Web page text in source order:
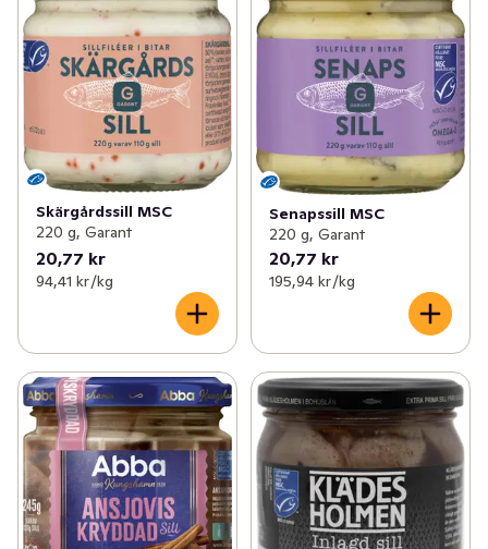
Skärgårdssill MSC
220 g, Garant
20,77 kr
94,41 kr /kg
Senapssill MSC
220 g, Garant
20,77 kr
195,94 kr /kg